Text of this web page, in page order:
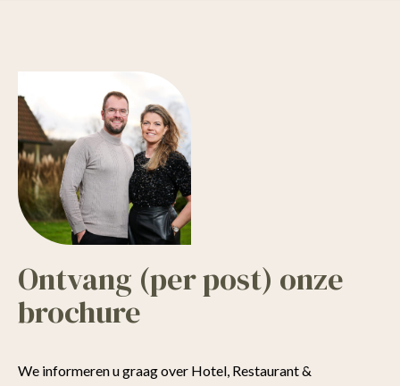
Ontvang (per post) onze
brochure
We informeren u graag over Hotel, Restaurant &